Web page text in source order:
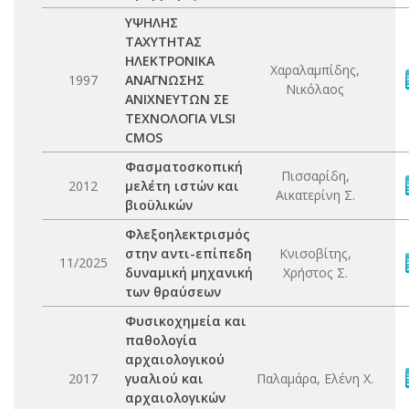
1997
ΥΨΗΛΗΣ
ΤΑΧΥΤΗΤΑΣ
ΗΛΕΚΤΡΟΝΙΚΑ
ΑΝΑΓΝΩΣΗΣ
ΑΝΙΧΝΕΥΤΩΝ ΣΕ
ΤΕΧΝΟΛΟΓΙΑ VLSI
CMOS
Χαραλαμπίδης,
Νικόλαος
2012
Φασματοσκοπική
μελέτη ιστών και
βιοϋλικών
Πισσαρίδη,
Αικατερίνη Σ.
11/2025
Φλεξοηλεκτρισμός
στην αντι-επίπεδη
δυναμική μηχανική
των θραύσεων
Κνισοβίτης,
Χρήστος Σ.
2017
Φυσικοχημεία και
παθολογία
αρχαιολογικού
γυαλιού και
αρχαιολογικών
Παλαμάρα, Ελένη Χ.